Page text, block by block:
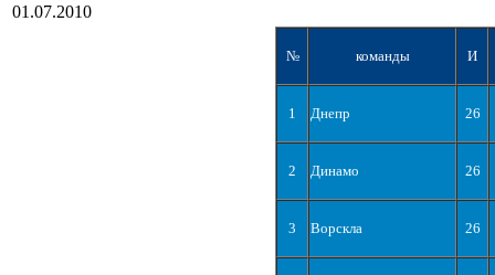
01.07.2010
№ команды И
1 Днепр 26
2 Динамо 26
3 Ворскла 26